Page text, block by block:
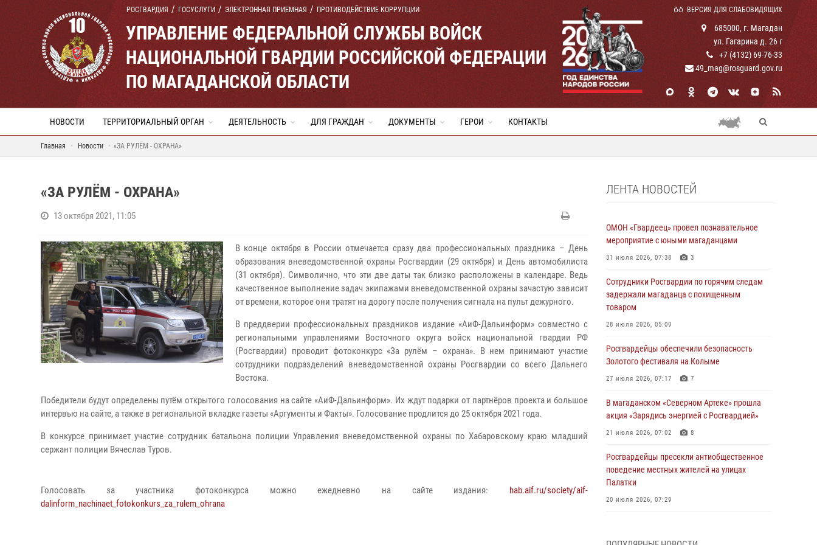
РОСГВАРДИЯ ГОСУСЛУГИ ЭЛЕКТРОННАЯ ПРИЕМНАЯ ПРОТИВОДЕЙСТВИЕ КОРРУПЦИИ ВЕРСИЯ ДЛЯ СЛАБОВИДЯЩИХ
УПРАВЛЕНИЕ ФЕДЕРАЛЬНОЙ СЛУЖБЫ ВОЙСК
НАЦИОНАЛЬНОЙ ГВАРДИИ РОССИЙСКОЙ ФЕДЕРАЦИИ
ПО МАГАДАНСКОЙ ОБЛАСТИ
685000, г. Магадан
ул. Гагарина д. 26 г
+7 (4132) 69-76-33
49_mag@rosguard.gov.ru
НОВОСТИ ТЕРРИТОРИАЛЬНЫЙ ОРГАН ДЕЯТЕЛЬНОСТЬ ДЛЯ ГРАЖДАН ДОКУМЕНТЫ ГЕРОИ КОНТАКТЫ
Главная Новости «ЗА РУЛЁМ - ОХРАНА»
«ЗА РУЛЁМ - ОХРАНА»
13 октября 2021, 11:05
В конце октября в России отмечается сразу два профессиональных праздника – День
образования вневедомственной охраны Росгвардии (29 октября) и День автомобилиста
(31 октября). Символично, что эти две даты так близко расположены в календаре. Ведь
качественное выполнение задач экипажами вневедомственной охраны зачастую зависит
от времени, которое они тратят на дорогу после получения сигнала на пульт дежурного.
В преддверии профессиональных праздников издание «АиФ-Дальинформ» совместно с
региональными управлениями Восточного округа войск национальной гвардии РФ
(Росгвардии) проводит фотоконкурс «За рулём – охрана». В нем принимают участие
сотрудники подразделений вневедомственной охраны Росгвардии со всего Дальнего
Востока.
Победители будут определены путём открытого голосования на сайте «АиФ-Дальинформ». Их ждут подарки от партнёров проекта и большое
интервью на сайте, а также в региональной вкладке газеты «Аргументы и Факты». Голосование продлится до 25 октября 2021 года.
В конкурсе принимает участие сотрудник батальона полиции Управления вневедомственной охраны по Хабаровскому краю младший
сержант полиции Вячеслав Туров.
Голосовать за участника фотоконкурса можно ежедневно на сайте издания: hab.aif.ru/society/aif-
dalinform_nachinaet_fotokonkurs_za_rulem_ohrana
ЛЕНТА НОВОСТЕЙ
ОМОН «Гвардеец» провел познавательное
мероприятие с юными магаданцами
31 июля 2026, 07:38 3
Сотрудники Росгвардии по горячим следам
задержали магаданца с похищенным
товаром
28 июля 2026, 05:09
Росгвардейцы обеспечили безопасность
Золотого фестиваля на Колыме
27 июля 2026, 07:17 7
В магаданском «Северном Артеке» прошла
акция «Зарядись энергией с Росгвардией»
21 июля 2026, 07:02 8
Росгвардейцы пресекли антиобщественное
поведение местных жителей на улицах
Палатки
20 июля 2026, 07:29